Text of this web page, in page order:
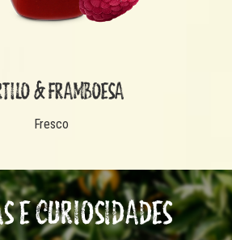
& FRAMBOESA
Fresco
E CURIOSIDADES